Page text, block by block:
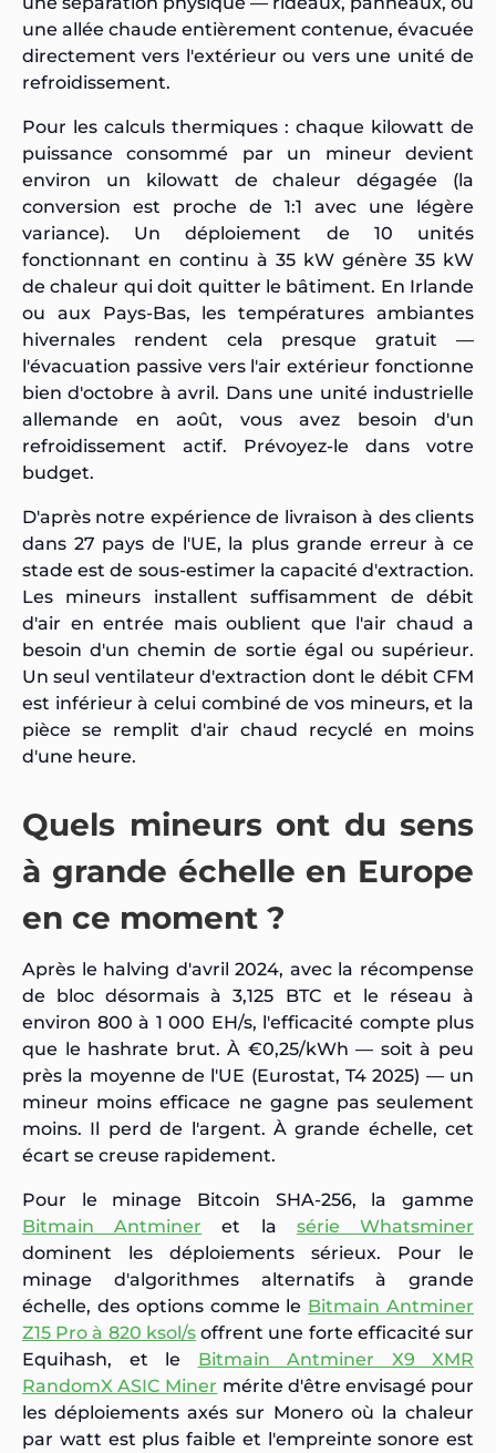
une allée chaude entièrement contenue, évacuée
directement vers l'extérieur ou vers une unité de
refroidissement.
Pour les calculs thermiques : chaque kilowatt de
puissance consommé par un mineur devient
environ un kilowatt de chaleur dégagée (la
conversion est proche de 1:1 avec une légère
variance). Un déploiement de 10 unités
fonctionnant en continu à 35 kW génère 35 kW
de chaleur qui doit quitter le bâtiment. En Irlande
ou aux Pays-Bas, les températures ambiantes
hivernales rendent cela presque gratuit —
l'évacuation passive vers l'air extérieur fonctionne
bien d'octobre à avril. Dans une unité industrielle
allemande en août, vous avez besoin d'un
refroidissement actif. Prévoyez-le dans votre
budget.
D'après notre expérience de livraison à des clients
dans 27 pays de l'UE, la plus grande erreur à ce
stade est de sous-estimer la capacité d'extraction.
Les mineurs installent suffisamment de débit
d'air en entrée mais oublient que l'air chaud a
besoin d'un chemin de sortie égal ou supérieur.
Un seul ventilateur d'extraction dont le débit CFM
est inférieur à celui combiné de vos mineurs, et la
pièce se remplit d'air chaud recyclé en moins
d'une heure.
Quels mineurs ont du sens
à grande échelle en Europe
en ce moment ?
Après le halving d'avril 2024, avec la récompense
de bloc désormais à 3,125 BTC et le réseau à
environ 800 à 1 000 EH/s, l'efficacité compte plus
que le hashrate brut. À €0,25/kWh — soit à peu
près la moyenne de l'UE (Eurostat, T4 2025) — un
mineur moins efficace ne gagne pas seulement
moins. Il perd de l'argent. À grande échelle, cet
écart se creuse rapidement.
Pour le minage Bitcoin SHA-256, la gamme
Bitmain Antminer et la série Whatsminer
dominent les déploiements sérieux. Pour le
minage d'algorithmes alternatifs à grande
échelle, des options comme le Bitmain Antminer
Z15 Pro à 820 ksol/soffrent une forte efficacité sur
Equihash, et le Bitmain Antminer X9 XMR
RandomX ASIC Miner mérite d'être envisagé pour
les déploiements axés sur Monero où la chaleur
par watt est plus faible et l'empreinte sonore est